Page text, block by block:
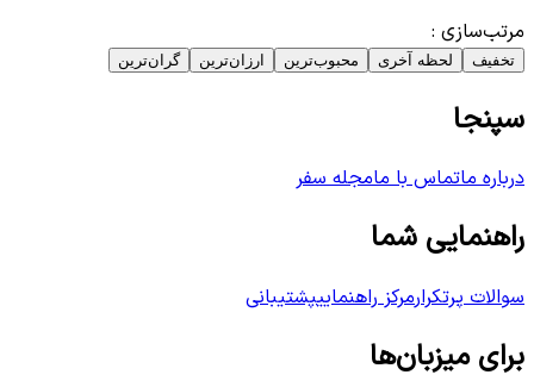
مرتب‌سازی :
تخفیف لحظه آخری محبوب‌ترین ارزان‌ترین گران‌ترین
سپنجا
درباره ماتماس با مامجله سفر
راهنمایی شما
سوالات پرتکرارمرکز راهنماییپشتیبانی
برای میزبان‌ها